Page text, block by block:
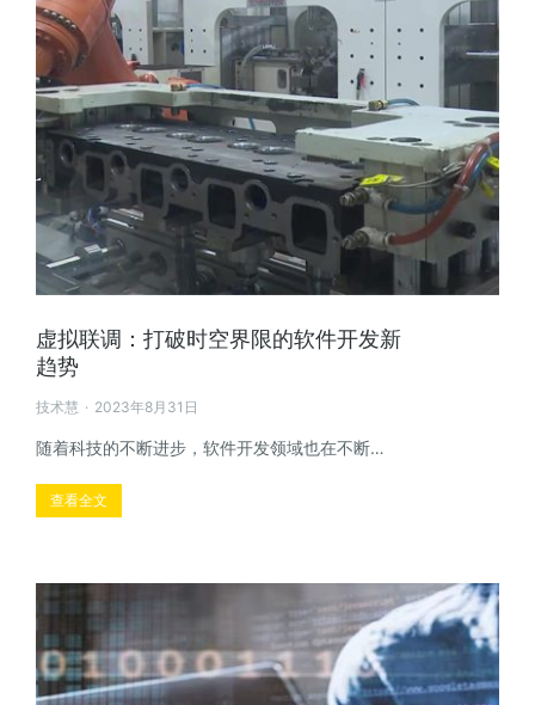
虚拟联调：打破时空界限的软件开发新
趋势
技术慧 2023年8月31日
随着科技的不断进步，软件开发领域也在不断…
查看全文